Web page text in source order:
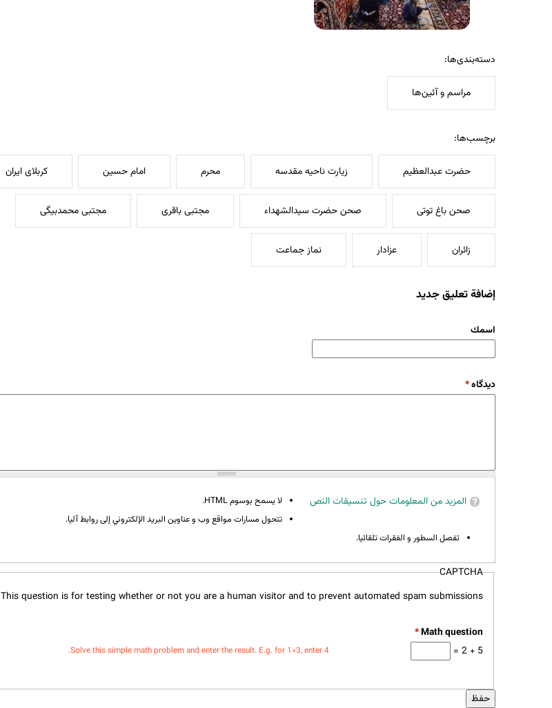
دسته‌بندی‌ها:
مراسم و آئین‌ها
برچسب‌ها:
حضرت عبدالعظیم زیارت ناحیه مقدسه محرم امام حسین کربلای ایران
صحن باغ توتی صحن حضرت سیدالشهداء مجتبی باقری مجتبی محمدبیگی
زائران عزادار نماز جماعت
إضافة تعليق جديد
‏اسمك ‏
‏دیدگاه ‏*
المزيد من المعلومات حول تنسيقات النص
لا يسمح بوسوم HTML.
تتحول مسارات مواقع وب و عناوين البريد الإلكتروني إلى روابط آليا.
تفصل السطور و الفقرات تلقائيا.
CAPTCHA
This question is for testing whether or not you are a human visitor and to prevent automated spam submissions.
*
5 + 2 =
Solve this simple math problem and enter the result. E.g. for 1+3, enter 4.